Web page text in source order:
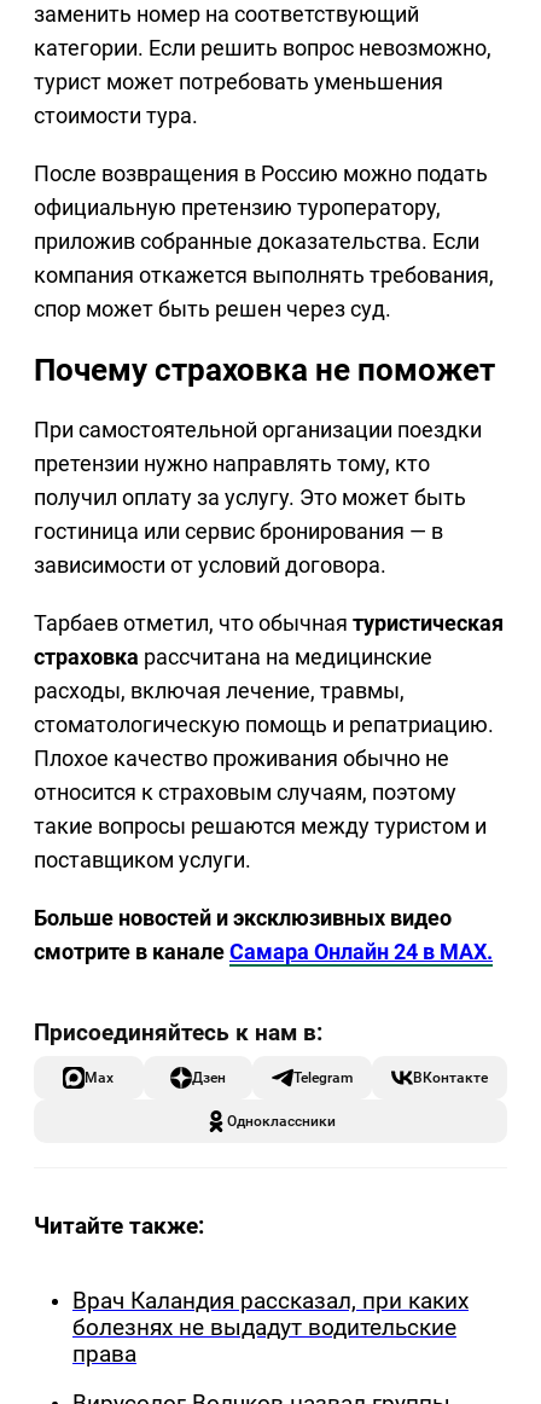
заменить номер на соответствующий
категории. Если решить вопрос невозможно,
турист может потребовать уменьшения
стоимости тура.
После возвращения в Россию можно подать
официальную претензию туроператору,
приложив собранные доказательства. Если
компания откажется выполнять требования,
спор может быть решен через суд.
Почему страховка не поможет
При самостоятельной организации поездки
претензии нужно направлять тому, кто
получил оплату за услугу. Это может быть
гостиница или сервис бронирования — в
зависимости от условий договора.
Тарбаев отметил, что обычная туристическая
страховка рассчитана на медицинские
расходы, включая лечение, травмы,
стоматологическую помощь и репатриацию.
Плохое качество проживания обычно не
относится к страховым случаям, поэтому
такие вопросы решаются между туристом и
поставщиком услуги.
Больше новостей и эксклюзивных видео
смотрите в каналеСамара Онлайн 24 в MAX.
Max Дзен Telegram ВКонтакте
Одноклассники
Читайте также:
Врач Каландия рассказал, при каких
болезнях не выдадут водительские
права